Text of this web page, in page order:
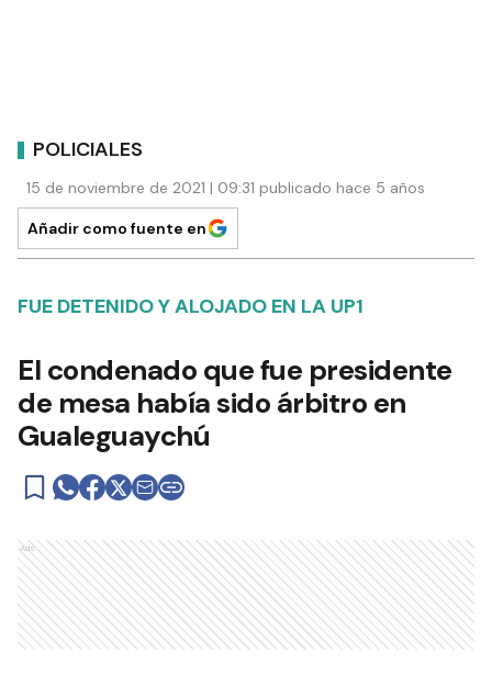
POLICIALES
15 de noviembre de 2021 | 09:31 publicado hace 5 años
Añadir como fuente en
FUE DETENIDO Y ALOJADO EN LA UP1
El condenado que fue presidente
de mesa había sido árbitro en
Gualeguaychú
Ads